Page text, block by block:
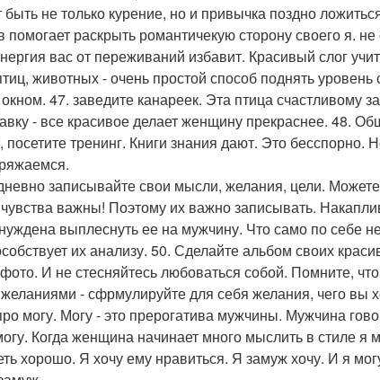
не только курение, но и привычка поздно
помогает раскрыть романтичекую сторону своего я. не
вас от переживаний избавит. Красивый слог
животных - очень простой способ поднять уровень
47. заведите канареек. Эта птица счастливому
- все красивое делает женщину прекраснее. 48.
тренинг. Книги знания дают. Это бесспорно.
записывайте свои мысли, желания, цели. Можете
важны! Поэтому их важно записывать.
выплеснуть ее на мужчину. Что само по себе
их анализу. 50. Сделайте альбом своих
И не стесняйтесь любоваться собой. Помните,
- сфрмулируйте для себя желания, чего вы
могу. Могу - это прерогатива мужчины. Мужчина
Когда женщина начинает много мыслить в стиле я
хорошо. Я хочу ему нравиться. Я замуж хочу. И я